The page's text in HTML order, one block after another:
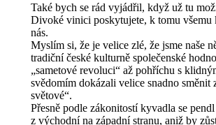
Také bych se rád vyjádřil, když už tu
Divoké vinici poskytujete, k tomu všemu
nás.
Myslím si, že je velice zlé, že jsme naše
tradiční české kulturně společenské
„sametové revoluci“ až pohříchu s
svědomím dokázali velice snadno směnit
světové“.
Přesně podle zákonitostí kyvadla se
z východní na západní stranu, aniž by